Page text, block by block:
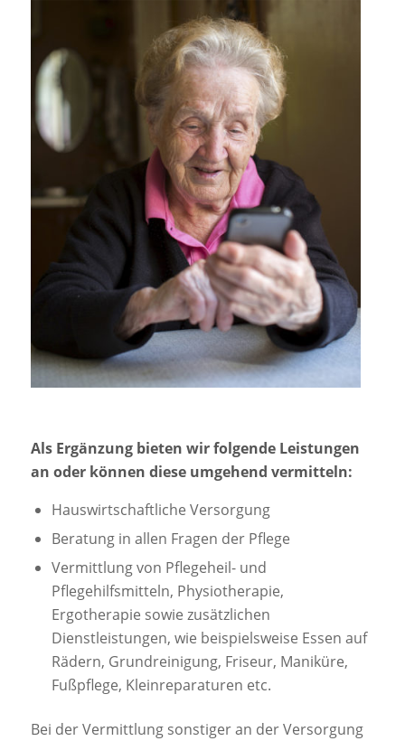
Als Ergänzung bieten wir folgende Leistungen
an oder können diese umgehend vermitteln:
Hauswirtschaftliche Versorgung
Beratung in allen Fragen der Pflege
Vermittlung von Pflegeheil- und
Pflegehilfsmitteln, Physiotherapie,
Ergotherapie sowie zusätzlichen
Dienstleistungen, wie beispielsweise Essen auf
Rädern, Grundreinigung, Friseur, Maniküre,
Fußpflege, Kleinreparaturen etc.
Bei der Vermittlung sonstiger an der Versorgung